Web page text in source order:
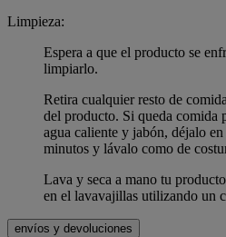
Limpieza:
Espera a que el producto se
limpiarlo.
Retira cualquier resto de
del producto. Si queda comida
agua caliente y jabón, déjalo
minutos y lávalo como de
Lava y seca a mano tu
en el lavavajillas utilizando un
envíos y devoluciones